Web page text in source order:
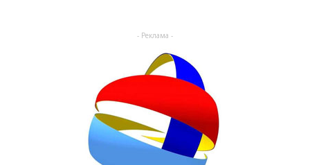
- Реклама -